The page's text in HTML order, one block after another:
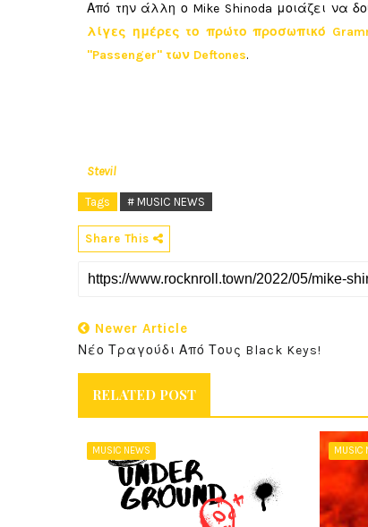
Από την άλλη ο Mike Shinoda μοιάζει να
λίγες ημέρες το πρώτο προσωπικό
"Passenger" των Deftones.
Stevil
Tags # MUSIC NEWS
Share This
Newer Article
Νέο Τραγούδι Από Τους Black Keys!
RELATED POST
MUSIC NEWS MUSIC